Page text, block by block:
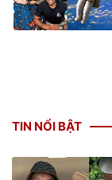
TIN NỔI BẬT